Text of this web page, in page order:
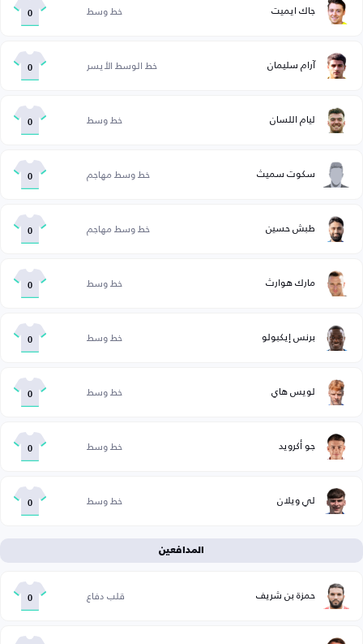
جاك ايميت خط وسط 0
آرام سليمان خط الوسط الأيسر 0
ليام اللسان خط وسط 0
سكوت سميث خط وسط مهاجم 0
طبش حسين خط وسط مهاجم 0
مارك هوارث خط وسط 0
برنس إيكبولو خط وسط 0
لويس هاي خط وسط 0
جو أكرويد خط وسط 0
لي ويلان خط وسط 0
المدافعين
حمزة بن شريف قلب دفاع 0